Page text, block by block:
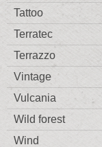
Tattoo
Terratec
Terrazzo
Vintage
Vulcania
Wild forest
Wind